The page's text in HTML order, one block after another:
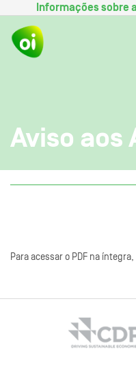
Informações sobre a
Aviso aos
Para acessar o PDF na